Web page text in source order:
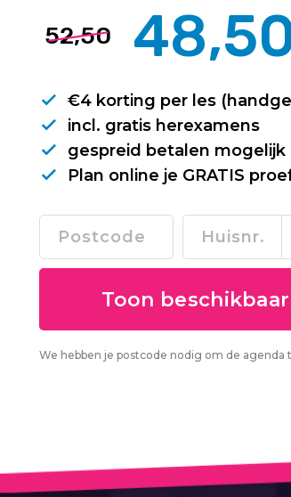
52,50
€4 korting per les
incl. gratis herexamens
gespreid betalen mogelijk
Plan online je GRATIS
We hebben je postcode nodig om de agenda